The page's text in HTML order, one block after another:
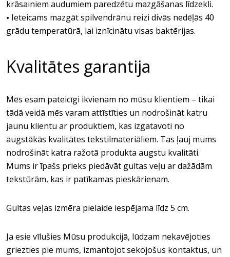
krāsainiem audumiem paredzētu mazgāšanas līdzekli.
• Ieteicams mazgāt spilvendrānu reizi divās nedēļās 40
grādu temperatūrā, lai iznīcinātu visas baktērijas.
Kvalitātes garantija
Mēs esam pateicīgi ikvienam no mūsu klientiem – tikai
tādā veidā mēs varam attīstīties un nodrošināt katru
jaunu klientu ar produktiem, kas izgatavoti no
augstākās kvalitātes tekstilmateriāliem. Tas ļauj mums
nodrošināt katra ražotā produkta augstu kvalitāti.
Mums ir īpašs prieks piedāvāt gultas veļu ar dažādām
tekstūrām, kas ir patīkamas pieskārienam.
Gultas veļas izmēra pielaide iespējama līdz 5 cm.
Ja esie vīlušies Mūsu produkcijā, lūdzam nekavējoties
griezties pie mums, izmantojot sekojošus kontaktus, un